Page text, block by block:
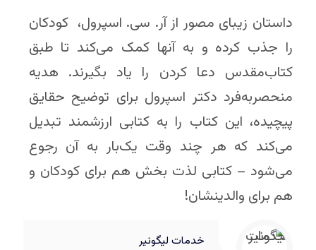
داستان زیبای مصور از آر. سی. اسپرول، کودکان
را جذب کرده و به آنها کمک می‌کند تا طبق
کتاب‌مقدس دعا کردن را یاد بگیرند. هدیه
منحصربه‌فرد دکتر اسپرول برای توضیح حقایق
پیچیده، این کتاب را به کتابی ارزشمند تبدیل
می‌کند که هر چند وقت یک‌بار به آن رجوع
می‌شود – کتابی لذت بخش هم برای کودکان و
هم برای والدینشان!
خدمات لیگونیر